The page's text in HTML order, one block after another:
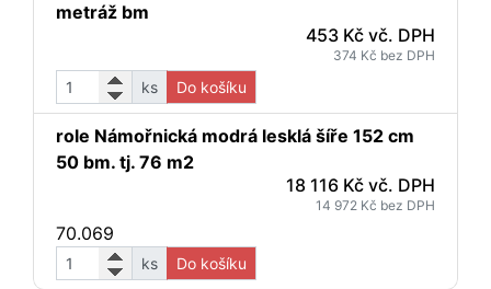
metráž bm
453 Kč vč. DPH
374 Kč bez DPH
ks Do košíku
role Námořnická modrá lesklá šíře 152 cm
50 bm. tj. 76 m2
18 116 Kč vč. DPH
14 972 Kč bez DPH
70.069
ks Do košíku